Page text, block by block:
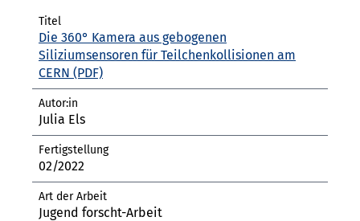
Die 360° Kamera aus gebogenen
Siliziumsensoren für Teilchenkollisionen am
CERN
Julia Els
02/2022
Jugend forscht-Arbeit